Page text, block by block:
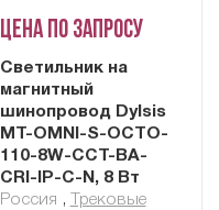
Цена по запросу
Cветильник на
магнитный
шинопровод Dylsis
MT-OMNI-S-OCTO-
110-8W-CCT-BA-
CRI-IP-C-N, 8 Вт
Россия ,
Трековые